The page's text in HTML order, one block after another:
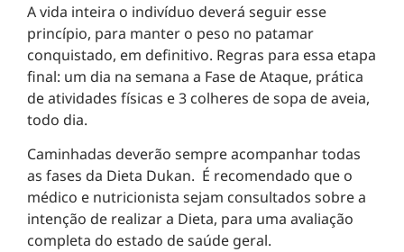
A vida inteira o indivíduo deverá seguir esse
princípio, para manter o peso no patamar
conquistado, em definitivo. Regras para essa etapa
final: um dia na semana a Fase de Ataque, prática
de atividades físicas e 3 colheres de sopa de aveia,
todo dia.
Caminhadas deverão sempre acompanhar todas
as fases da Dieta Dukan. É recomendado que o
médico e nutricionista sejam consultados sobre a
intenção de realizar a Dieta, para uma avaliação
completa do estado de saúde geral.